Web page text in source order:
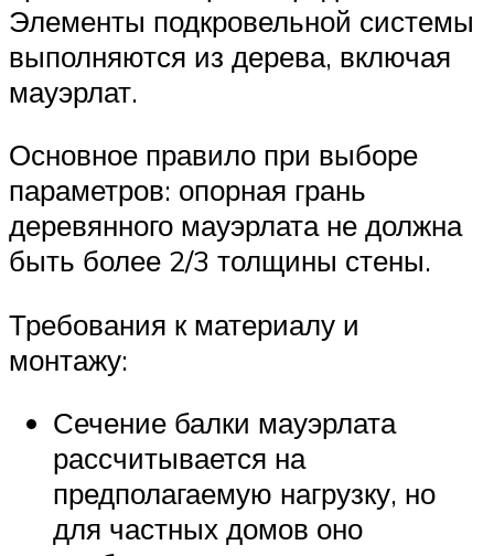
Элементы подкровельной системы
выполняются из дерева, включая
мауэрлат.
Основное правило при выборе
параметров: опорная грань
деревянного мауэрлата не должна
быть более 2/3 толщины стены.
Требования к материалу и
монтажу:
Сечение балки мауэрлата
рассчитывается на
предполагаемую нагрузку, но
для частных домов оно